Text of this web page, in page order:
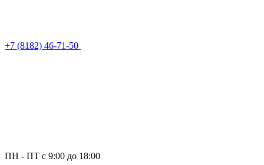
+7 (8182) 46-71-50
ПН - ПТ с 9:00 до 18:00